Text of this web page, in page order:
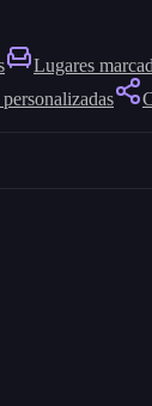
Lugares